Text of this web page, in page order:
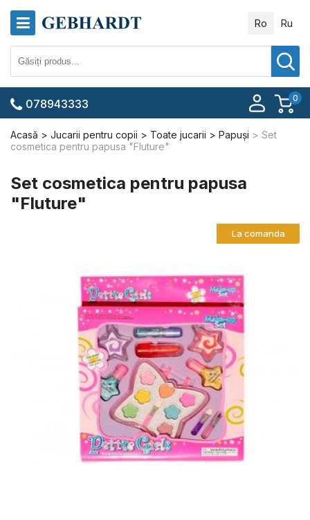
Ro Ru
0
078943333
Acasă Jucarii pentru copii Toate jucarii Papuși
Set
cosmetica pentru papusa "Fluture"
Set cosmetica pentru papusa
"Fluture"
La comanda